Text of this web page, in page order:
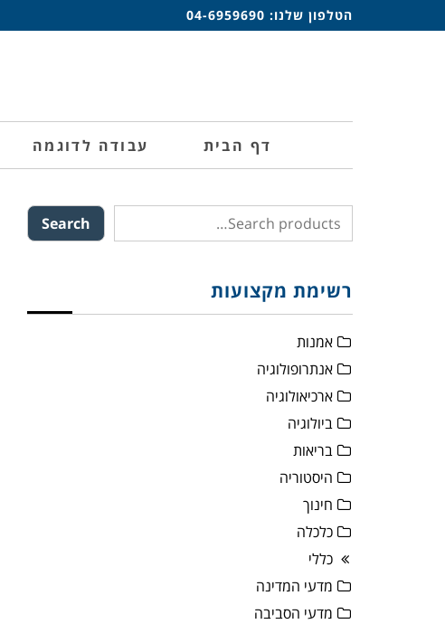
הטלפון שלנו: 04-6959690
דף הבית עבודה לדוגמה
Search
רשימת מקצועות
אמנות
אנתרופולוגיה
ארכיאולוגיה
ביולוגיה
בריאות
היסטוריה
חינוך
כלכלה
כללי
מדעי המדינה
מדעי הסביבה